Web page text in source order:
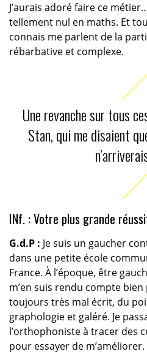
J’aurais adoré faire ce
tellement nul en maths. Et
connais me parlent de la
rébarbative et complexe.
Une revanche sur tous
Stan, qui me disaient
INf. : Votre plus grande
G.d.P : Je suis un gaucher
dans une petite école
France. À l’époque, être
m’en suis rendu compte bien
toujours très mal écrit, du
graphologie et galéré. Je
l’orthophoniste à tracer des
pour essayer de m’améliorer.